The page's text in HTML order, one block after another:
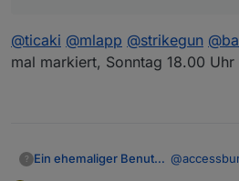
@ticaki @mlapp @strikegun @
mal markiert, Sonntag 18.00 Uhr
? Ein ehemaliger Benutzer @